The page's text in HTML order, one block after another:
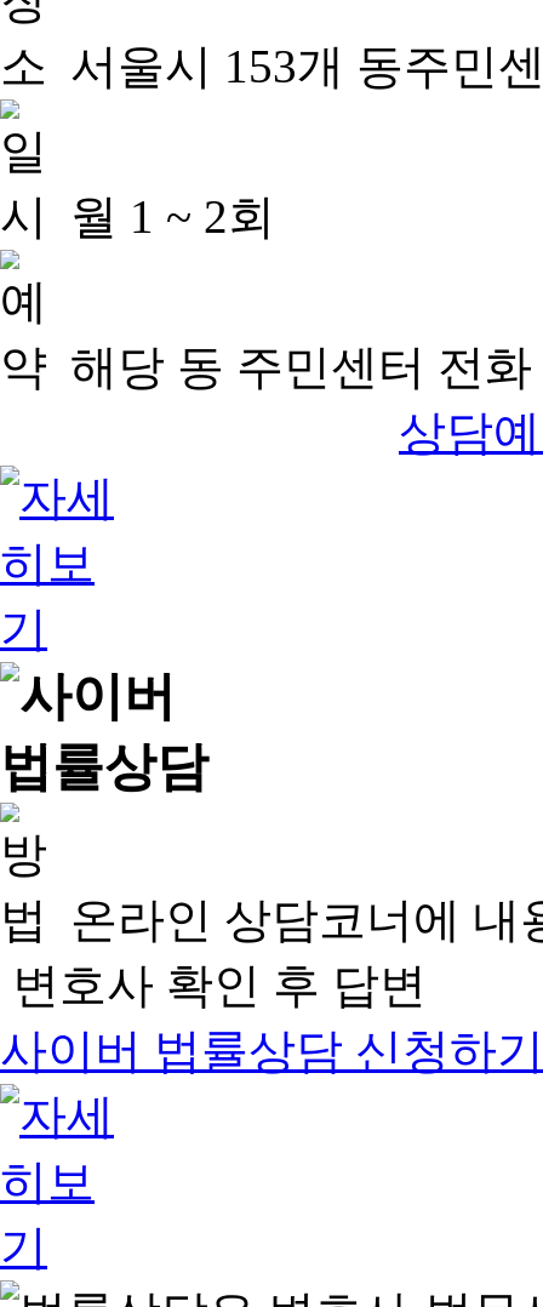
서울시 153개 동주민
월 1 ~ 2회
해당 동 주민센터 전
상담
온라인 상담코너에 내
변호사 확인 후 답변
사이버 법률상담 신청하기